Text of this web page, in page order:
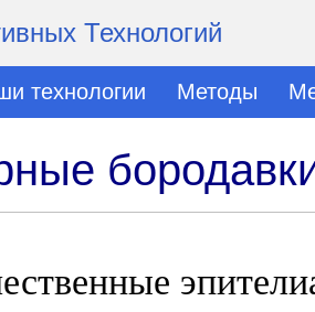
Технологий
технологии Методы